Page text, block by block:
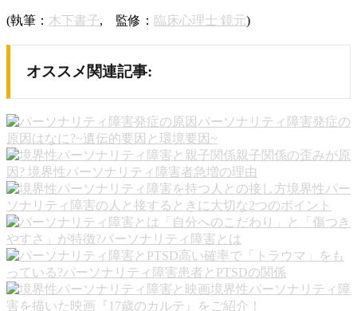
(執筆： 木下書子, 監修： 臨床心理士 鏡元)
オススメ関連記事:
パーソナリティ障害発症の
原因はなに?~遺伝的要因と環境要因~
親子関係の歪みが原
因? 境界性パーソナリティ障害者急増の理由
境界性パー
ソナリティ障害の人と接するときに大切な2つのポイント
「自分へのこだわり」と「傷つき
やすさ」が特徴?パーソナリティ障害とは
高い確率で「トラウマ」をも
っている?パーソナリティ障害患者とPTSDの関係
境界性パーソナリティ障
害を描いた映画『17歳のカルテ』をご紹介！